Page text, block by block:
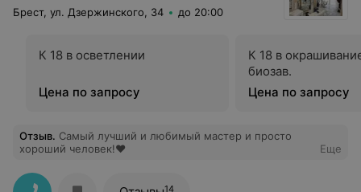
Брест, ул. Дзержинского, 34 до 20:00
К 18 в осветлении
Цена по запросу
К 18 в
биозав.
Цена по запросу
Отзыв. Самый лучший и любимый мастер и просто
хороший человек!❤
Еще
14